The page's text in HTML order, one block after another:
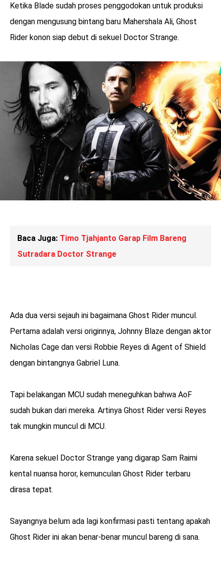
Ketika Blade sudah proses penggodokan untuk produksi
dengan mengusung bintang baru Mahershala Ali, Ghost
Rider konon siap debut di sekuel Doctor Strange.
Baca Juga: Timo Tjahjanto Garap Film Bareng
Sutradara Doctor Strange
Ada dua versi sejauh ini bagaimana Ghost Rider muncul.
Pertama adalah versi originnya, Johnny Blaze dengan aktor
Nicholas Cage dan versi Robbie Reyes di Agent of Shield
dengan bintangnya Gabriel Luna.
Tapi belakangan MCU sudah meneguhkan bahwa AoF
sudah bukan dari mereka. Artinya Ghost Rider versi Reyes
tak mungkin muncul di MCU.
Karena sekuel Doctor Strange yang digarap Sam Raimi
kental nuansa horor, kemunculan Ghost Rider terbaru
dirasa tepat.
Sayangnya belum ada lagi konfirmasi pasti tentang apakah
Ghost Rider ini akan benar-benar muncul bareng di sana.